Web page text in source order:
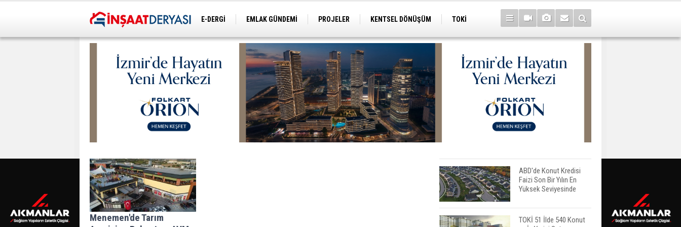
E-DERGİ EMLAK GÜNDEMİ PROJELER KENTSEL DÖNÜŞÜM
TOKİ
Menemen'de Tarım
ABD'de Konut Kredisi
Faizi Son Bir Yılın En
Yüksek Seviyesinde
TOKİ 51 İlde 540 Konut